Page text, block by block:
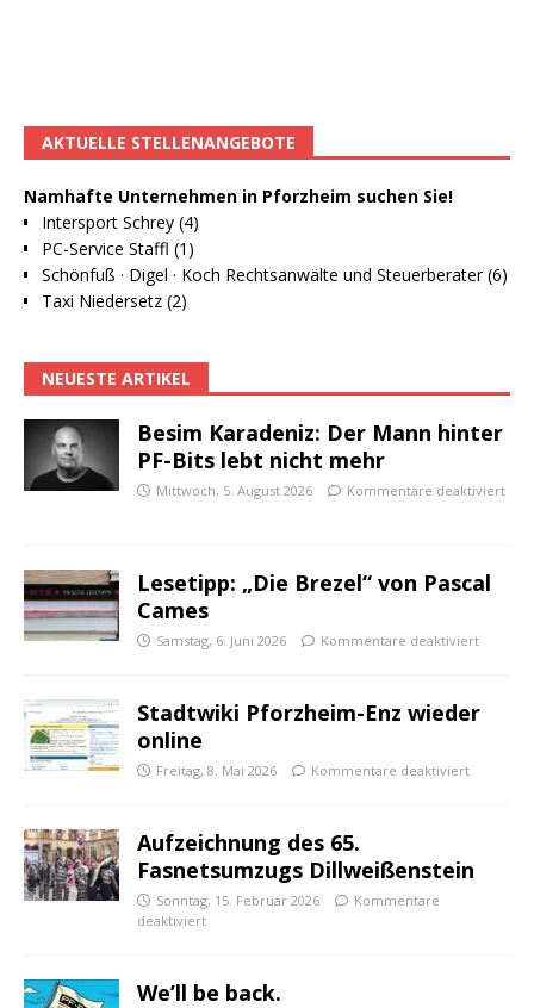
AKTUELLE STELLENANGEBOTE
Namhafte Unternehmen in Pforzheim suchen Sie!
Intersport Schrey (4)
PC-Service Staffl (1)
Schönfuß · Digel · Koch Rechtsanwälte und Steuerberater (6)
Taxi Niedersetz (2)
NEUESTE ARTIKEL
Besim Karadeniz: Der Mann hinter
PF-Bits lebt nicht mehr
Mittwoch, 5. August 2026 Kommentare deaktiviert
Lesetipp: „Die Brezel“ von Pascal
Cames
Samstag, 6. Juni 2026 Kommentare deaktiviert
Stadtwiki Pforzheim-Enz wieder
online
Freitag, 8. Mai 2026 Kommentare deaktiviert
Aufzeichnung des 65.
Fasnetsumzugs Dillweißenstein
Sonntag, 15. Februar 2026
Kommentare
deaktiviert
We’ll be back.